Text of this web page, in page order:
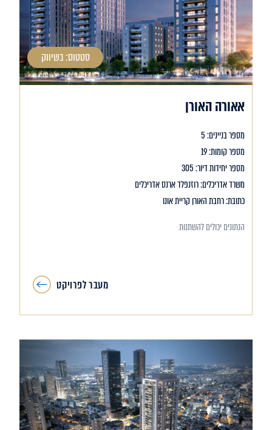
סטטוס: בשיווק
אאורה האורן
מספר בניינים: 5
מספר קומות: 19
מספר יחידות דיור: 305
משרד אדריכלים: רוזנפלד ארנס אדריכלים
כתובת: רחבת האורן קריית אונו
הנתונים יכולים להשתנות
מעבר לפרויקט